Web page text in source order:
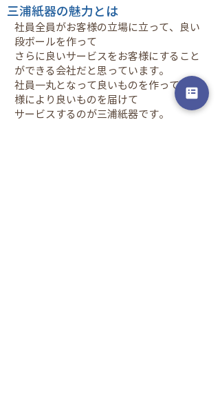
三浦紙器の魅力とは
社員全員がお客様の立場に立って、良い
段ボールを作って
さらに良いサービスをお客様にすること
ができる会社だと思っています。
社員一丸となって良いものを作ってお客
様により良いものを届けて
サービスするのが三浦紙器です。